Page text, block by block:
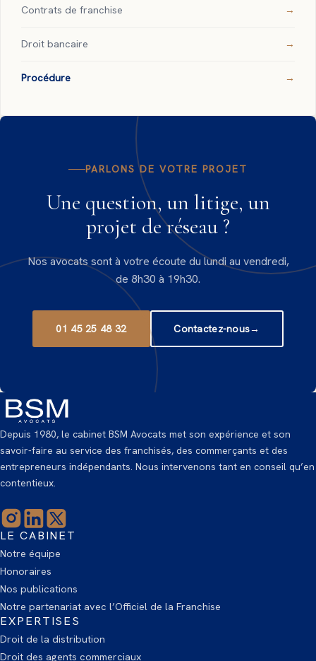
Contrats de franchise
Droit bancaire
Procédure
PARLONS DE VOTRE PROJET
Une question, un litige, un
projet de réseau ?
Nos avocats sont à votre écoute du lundi au vendredi,
de 8h30 à 19h30.
01 45 25 48 32 Contactez-nous→
Depuis 1980, le cabinet BSM Avocats met son expérience et son
savoir-faire au service des franchisés, des commerçants et des
entrepreneurs indépendants. Nous intervenons tant en conseil qu’en
contentieux.
LE CABINET
Notre équipe
Honoraires
Nos publications
Notre partenariat avec l’Officiel de la Franchise
EXPERTISES
Droit de la distribution
Droit des agents commerciaux